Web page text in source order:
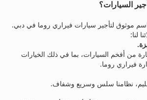
السيارات؟
اسم موثوق لتأجير سيارات فيراري روما في دبي.
لنا:
من أفخم السيارات، بما في ذلك الخيارات
فيراري روما.
نظامنا سلس وسريع وشفاف.